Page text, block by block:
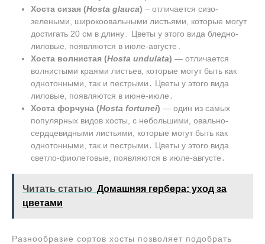
Хоста сизая (Hosta glauca) ⏤ отличается сизо-
зелеными, широкоовальными листьями, которые могут
достигать 20 см в длину․ Цветы у этого вида бледно-
лиловые, появляются в июле-августе․
Хоста волнистая (Hosta undulata) ― отличается
волнистыми краями листьев, которые могут быть как
однотонными, так и пестрыми․ Цветы у этого вида
лиловые, появляются в июне-июле․
Хоста форчуна (Hosta fortunei) ― один из самых
популярных видов хосты, с небольшими, овально-
сердцевидными листьями, которые могут быть как
однотонными, так и пестрыми․ Цветы у этого вида
светло-фиолетовые, появляются в июле-августе․
Читать статью Домашняя гербера: уход за
цветами
Разнообразие сортов хосты позволяет подобрать